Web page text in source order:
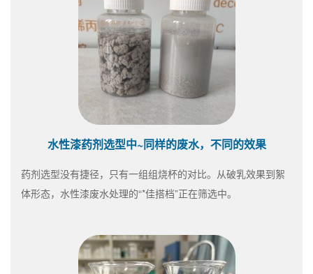
水性漆药剂选型中~同样的废水，不同的效果
药剂选型没有捷径，只有一组组烧杯的对比。从破乳效果到絮
体形态，水性漆废水处理的“*佳搭档”正在筛选中。